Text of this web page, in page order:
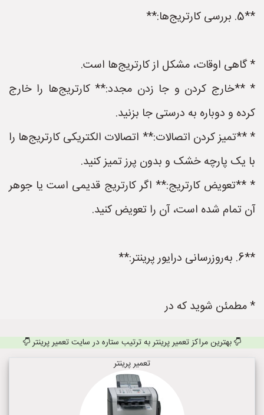
**5. بررسی کارتریج‌ها:**
* گاهی اوقات، مشکل از کارتریج‌ها است.
* **خارج کردن و جا زدن مجدد:** کارتریج‌ها را خارج
کرده و دوباره به درستی جا بزنید.
* **تمیز کردن اتصالات:** اتصالات الکتریکی کارتریج‌ها را
با یک پارچه خشک و بدون پرز تمیز کنید.
* **تعویض کارتریج:** اگر کارتریج قدیمی است یا جوهر
آن تمام شده است، آن را تعویض کنید.
**6. به‌روزرسانی درایور پرینتر:**
* مطمئن شوید که در
بهترین مراکز تعمیر پرینتر به ترتیب ستاره در سایت تعمیر پرینتر
تعمیر پرینتر